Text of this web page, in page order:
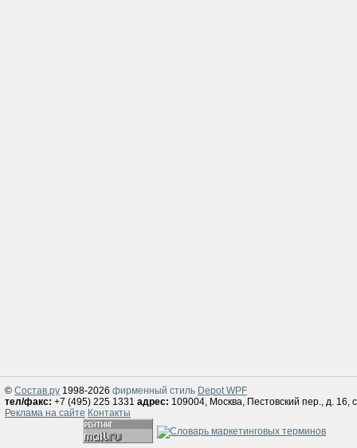
© Состав.ру 1998-2026 фирменный стиль Depot WPF
тел/факс: +7 (495) 225 1331 адрес: 109004, Москва, Пестовский пер., д. 16,
Реклама на сайте Контакты